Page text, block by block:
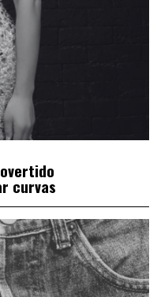
curvas